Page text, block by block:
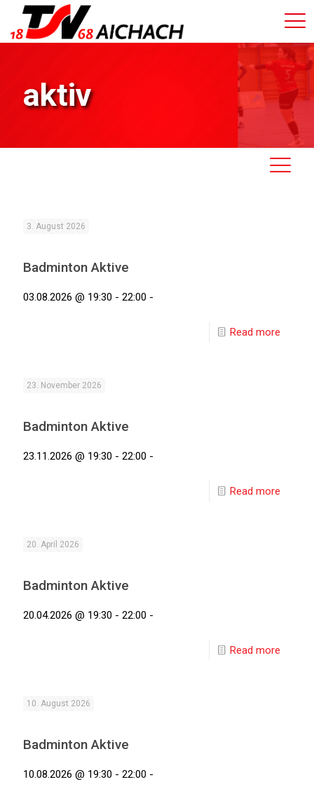
aktiv
3. August 2026
Badminton Aktive
03.08.2026 @ 19:30 - 22:00 -
Read more
23. November 2026
Badminton Aktive
23.11.2026 @ 19:30 - 22:00 -
Read more
20. April 2026
Badminton Aktive
20.04.2026 @ 19:30 - 22:00 -
Read more
10. August 2026
Badminton Aktive
10.08.2026 @ 19:30 - 22:00 -